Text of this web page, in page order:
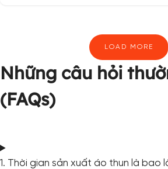
LOAD MORE
Những câu hỏi
(FAQs)
1. Thời gian sản xuất áo thun là bao